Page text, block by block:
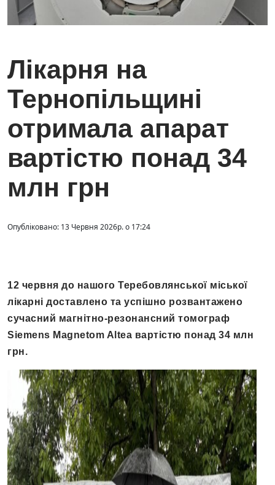
Лікарня на
Тернопільщині
отримала апарат
вартістю понад 34
млн грн
Опубліковано: 13 Червня 2026р. о 17:24
12 червня до нашого Теребовлянської міської
лікарні доставлено та успішно розвантажено
сучасний магнітно-резонансний томограф
Siemens Magnetom Altea вартістю понад 34 млн
грн.